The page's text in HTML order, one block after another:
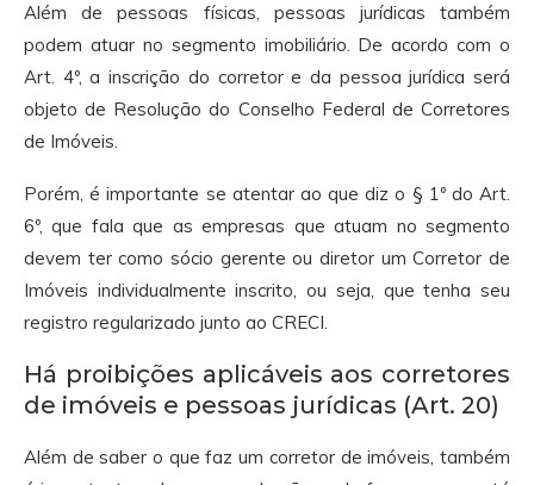
Além de pessoas físicas, pessoas jurídicas também
podem atuar no segmento imobiliário. De acordo com o
Art. 4º, a inscrição do corretor e da pessoa jurídica será
objeto de Resolução do Conselho Federal de Corretores
de Imóveis.
Porém, é importante se atentar ao que diz o § 1º do Art.
6º, que fala que as empresas que atuam no segmento
devem ter como sócio gerente ou diretor um Corretor de
Imóveis individualmente inscrito, ou seja, que tenha seu
registro regularizado junto ao CRECI.
Há proibições aplicáveis aos corretores
de imóveis e pessoas jurídicas (Art. 20)
Além de saber o que faz um corretor de imóveis, também